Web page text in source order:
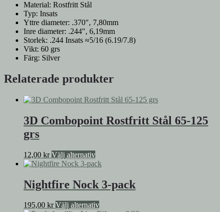
Material: Rostfritt Stål
Typ: Insats
Yttre diameter: .370″, 7,80mm
Inre diameter: .244″, 6,19mm
Storlek: .244 Insats ≈5/16 (6.19/7.8)
Vikt: 60 grs
Färg: Silver
Relaterade produkter
3D Combopoint Rostfritt Stål 65-125
grs
12,00 kr Välj alternativDen
här
har
flera
De
Nightfire Nock 3-pack
195,00 kr Välj alternativDen